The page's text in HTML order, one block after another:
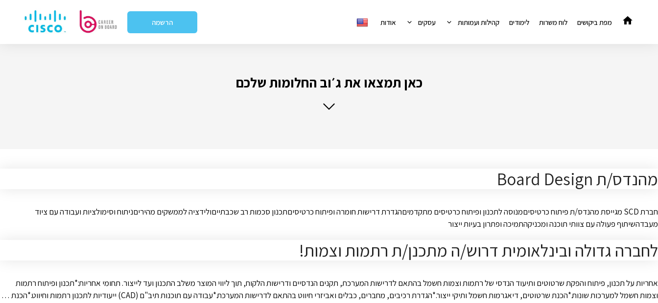
מפת ביקושים לוח משרות לימודים קהילות ועמותות עסקים אודות הרשמה
כאן תמצאו את ג׳וב החלומות שלכם
מהנדס/ת Board Design
חברת SCD מגייסת מהנדס/ת פיתוח כרטיסיםמנוסה לתכנון ופיתוח כרטיסים מתקדמיםהגדרת דרישות חומרה ופיתוח כרטיסיםתכנון סכמות רב שכבתייםולידציה לממשקים מהיריםניתוח וסימולציות ועבודה עם ציוד
מעבדהשיתוף פעולה עם צוותי תוכנה ומכניקהתמיכה ופתרון בעיות ייצור
לחברה גדולה ובינלאומית דרוש/ה מתכנן/ת רתמות וצמות!
אחריות על תכנון, פיתוח והפקת שרטוטים ותיעוד הנדסי של רתמות וצמות חשמל בהתאם לדרישות המערכת, תקנים הנדסיים ודרישות הלקוח, תוך ליווי המוצר משלב התכנון ועד לייצור. תחומי אחריות:*תכנון ופיתוח רתמות
וצמות חשמל למערכות שונות.*הכנת שרטוטים, דיאגרמות חשמל ותיקי ייצור.*הגדרת רכיבים, מחברים, כבלים ואביזרי חיווט בהתאם לדרישות המערכת.*עבודה עם תוכנות תיב"ם (CAD) ייעודיות לתכנון רתמות וחיווט.*הכנת …